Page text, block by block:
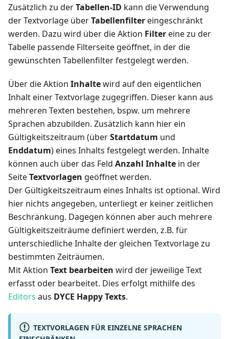
Zusätzlich zu derTabellen-ID kann die Verwendung
der Textvorlage überTabellenfiltereingeschränkt
werden. Dazu wird über die Aktion Filtereine zu der
Tabelle passende Filterseite geöffnet, in der die
gewünschten Tabellenfilter festgelegt werden.
Über die Aktion Inhaltewird auf den eigentlichen
Inhalt einer Textvorlage zugegriffen. Dieser kann aus
mehreren Texten bestehen, bspw. um mehrere
Sprachen abzubilden. Zusätzlich kann hier ein
Gültigkeitszeitraum (überStartdatum und
Enddatum) eines Inhalts festgelegt werden. Inhalte
können auch über das Feld Anzahl Inhalte in der
SeiteTextvorlagen geöffnet werden.
Der Gültigkeitszeitraum eines Inhalts ist optional. Wird
hier nichts angegeben, unterliegt er keiner zeitlichen
Beschränkung. Dagegen können aber auch mehrere
Gültigkeitszeiträume definiert werden, z.B. für
unterschiedliche Inhalte der gleichen Textvorlage zu
bestimmten Zeiträumen.
Mit Aktion Text bearbeiten wird der jeweilige Text
erfasst oder bearbeitet. Dies erfolgt mithilfe des
Editors aus DYCE Happy Texts.
TEXTVORLAGEN FÜR EINZELNE SPRACHEN